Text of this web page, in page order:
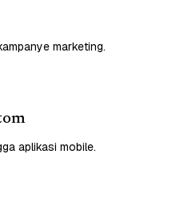
marketing.
aplikasi mobile.